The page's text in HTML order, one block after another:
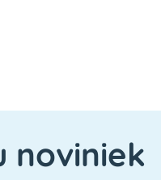
noviniek